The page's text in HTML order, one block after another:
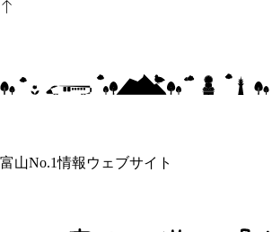
富山No.1情報ウェブサイト